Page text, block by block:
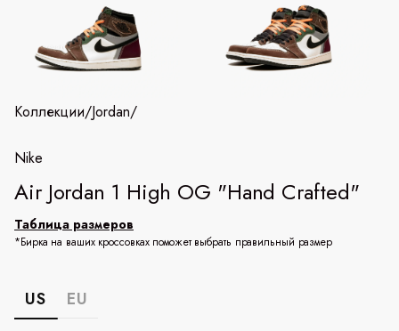
Коллекции/Jordan/
Nike
Air Jordan 1 High OG "Hand Crafted"
Таблица размеров
*Бирка на ваших кроссовках поможет выбрать правильный размер
US EU